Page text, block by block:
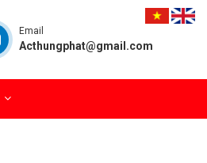
Email
Acthungphat@gmail.com